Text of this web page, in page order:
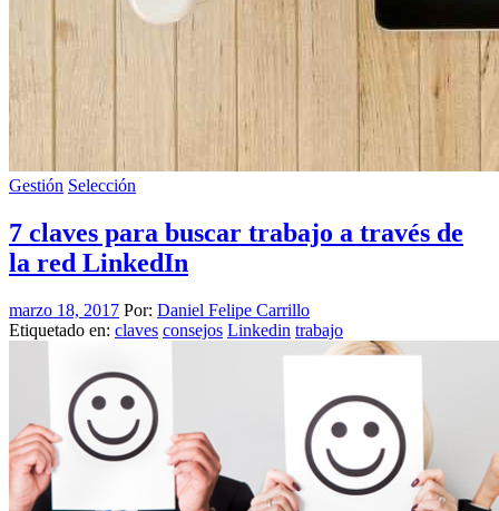
Gestión Selección
7 claves para buscar trabajo a través de
la red LinkedIn
marzo 18, 2017 Por: Daniel Felipe Carrillo
Etiquetado en: claves consejos Linkedin trabajo